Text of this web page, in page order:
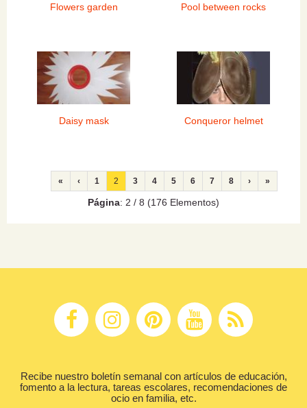
Flowers garden Pool between rocks
Daisy mask Conqueror helmet
« ‹ 1 2 3 4 5 6 7 8 › »
Página: 2 / 8 (176 Elementos)
Recibe nuestro boletín semanal con artículos de educación,
fomento a la lectura, tareas escolares, recomendaciones de
ocio en familia, etc.